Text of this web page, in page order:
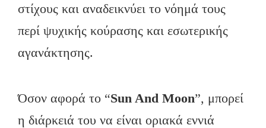
στίχους και αναδεικνύει το νόημά τους
περί ψυχικής κούρασης και εσωτερικής
αγανάκτησης.
Όσον αφορά το “Sun And Moon”, μπορεί
η διάρκειά του να είναι οριακά εννιά